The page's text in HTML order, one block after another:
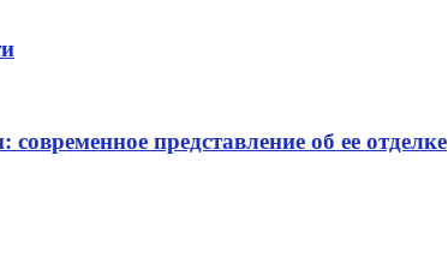
представление об ее отделке